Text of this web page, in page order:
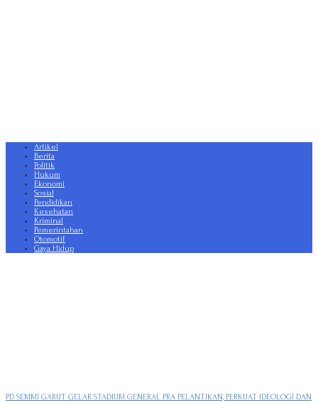
Artikel
Berita
Politik
Hukum
Ekonomi
Sosial
Pendidikan
Kesehatan
Kriminal
Pemerintahan
Otomotif
Gaya Hidup
PD SEMMI GARUT GELAR STADIUM GENERAL PRA PELANTIKAN, PERKUAT IDEOLOGI DAN